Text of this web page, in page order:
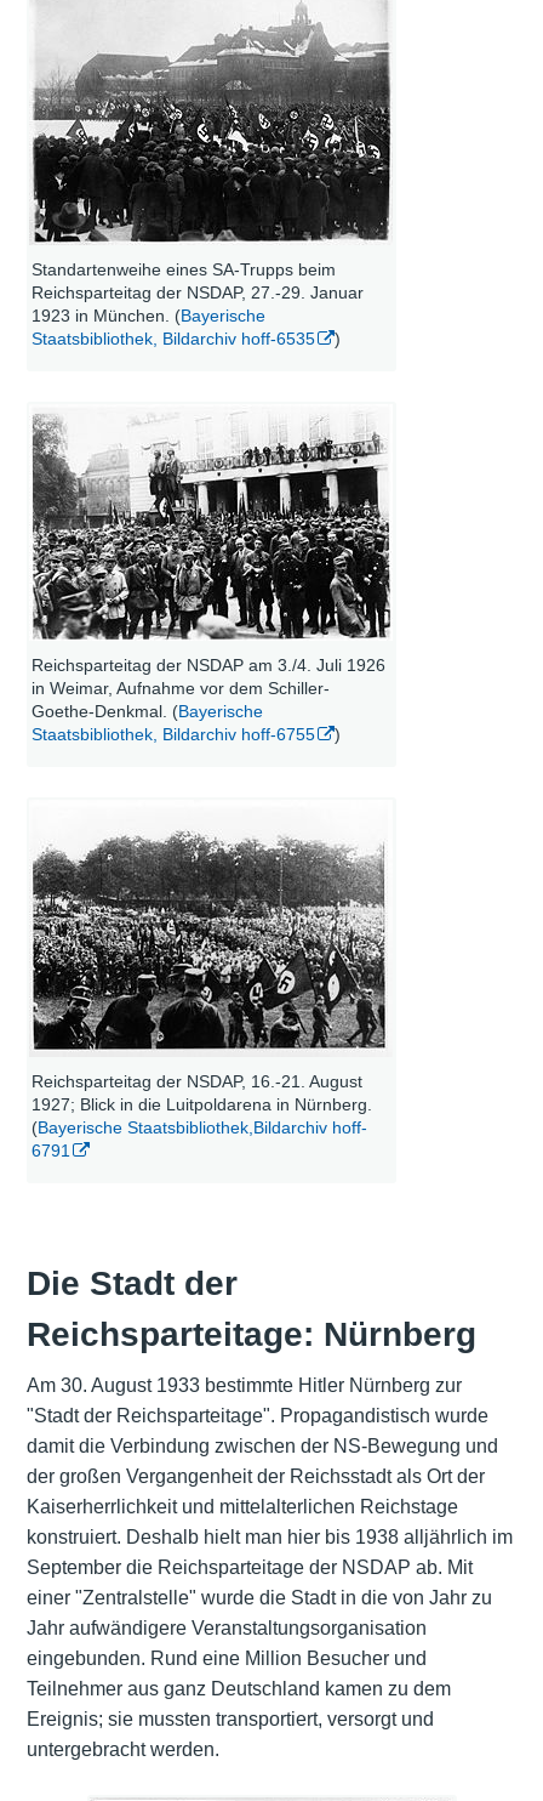
Standartenweihe eines SA-Trupps beim
Reichsparteitag der NSDAP, 27.-29. Januar
1923 in München. (Bayerische
Staatsbibliothek, Bildarchiv hoff-6535
)
Reichsparteitag der NSDAP am 3./4. Juli 1926
in Weimar, Aufnahme vor dem Schiller-
Goethe-Denkmal. (Bayerische
Staatsbibliothek, Bildarchiv hoff-6755
)
Reichsparteitag der NSDAP, 16.-21. August
1927; Blick in die Luitpoldarena in Nürnberg.
(Bayerische Staatsbibliothek,Bildarchiv hoff-
6791
Die Stadt der
Reichsparteitage: Nürnberg
Am 30. August 1933 bestimmte Hitler Nürnberg zur
"Stadt der Reichsparteitage". Propagandistisch wurde
damit die Verbindung zwischen der NS-Bewegung und
der großen Vergangenheit der Reichsstadt als Ort der
Kaiserherrlichkeit und mittelalterlichen Reichstage
konstruiert. Deshalb hielt man hier bis 1938 alljährlich im
September die Reichsparteitage der NSDAP ab. Mit
einer "Zentralstelle" wurde die Stadt in die von Jahr zu
Jahr aufwändigere Veranstaltungsorganisation
eingebunden. Rund eine Million Besucher und
Teilnehmer aus ganz Deutschland kamen zu dem
Ereignis; sie mussten transportiert, versorgt und
untergebracht werden.